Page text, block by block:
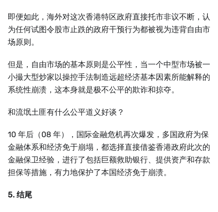
即便如此，海外对这次香港特区政府直接托市非议不断，认
为任何试图令股市止跌的政府干预行为都被视为违背自由市
场原则。
但是，自由市场的基本原则是公平性，当一个中型市场被一
小撮大型炒家以操控手法制造远超经济基本因素所能解释的
系统性崩溃，这本身就是极不公平的欺诈和掠夺。
和流氓土匪有什么公平道义好谈？
10 年后（08 年），国际金融危机再次爆发，多国政府为保
金融体系和经济免于崩塌，都选择直接借鉴香港政府此次的
金融保卫经验，进行了包括巨额救助银行、提供资产和存款
担保等措施，有力地保护了本国经济免于崩溃。
5. 结尾